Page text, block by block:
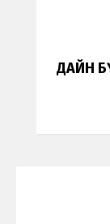
ДАЙН